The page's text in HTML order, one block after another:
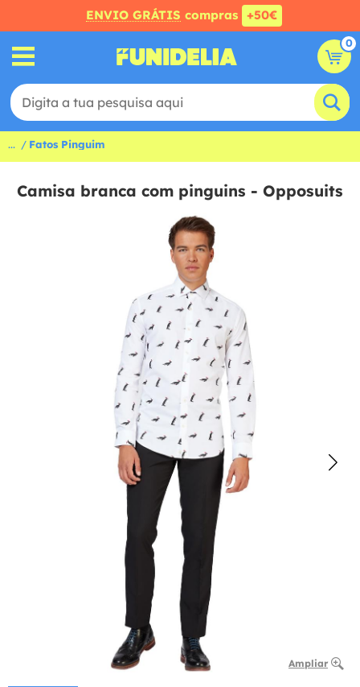
ENVIO GRÁTIS compras +50€
0
... Fatos Pinguim
Camisa branca com pinguins - Opposuits
Ampliar